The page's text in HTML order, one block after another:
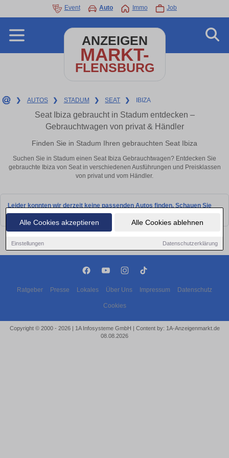
Alle Cookies akzeptieren Alle Cookies ablehnen
Einstellungen Datenschutzerklärung
Event Auto Immo Job
ANZEIGEN
MARKT-
FLENSBURG
❯ AUTOS ❯ STADUM ❯ SEAT ❯ IBIZA
Seat Ibiza gebraucht in Stadum entdecken –
Gebrauchtwagen von privat & Händler
Finden Sie in Stadum Ihren gebrauchten Seat Ibiza
Suchen Sie in Stadum einen Seat Ibiza Gebrauchtwagen? Entdecken Sie
gebrauchte Ibiza von Seat in verschiedenen Ausführungen und Preisklassen
von privat und vom Händler.
Leider konnten wir derzeit keine passenden Autos finden. Schauen Sie
bald wieder vorbei!
Ratgeber Presse Lokales Über Uns Impressum Datenschutz
Cookies
Copyright © 2000 - 2026 | 1A Infosysteme GmbH | Content by: 1A-Anzeigenmarkt.de
08.08.2026